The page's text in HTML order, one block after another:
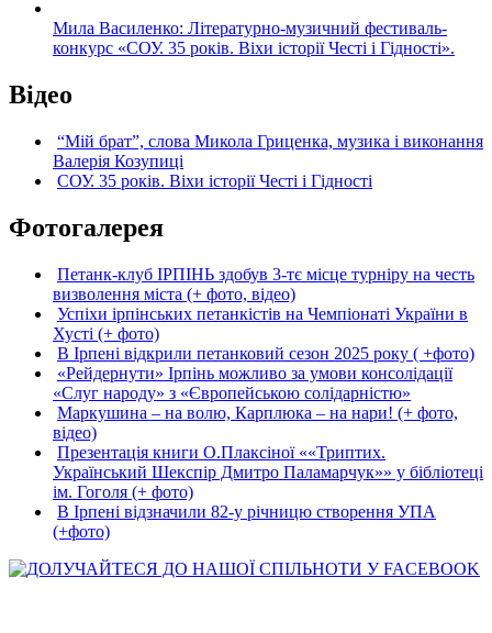
Мила Василенко: Літературно-музичний фестиваль-
конкурс «СОУ. 35 років. Віхи історії Честі і Гідності».
Відео
“Мій брат”, слова Микола Гриценка, музика і виконання
Валерія Козупиці
СОУ. 35 років. Віхи історії Честі і Гідності
Фотогалерея
Петанк-клуб ІРПІНЬ здобув 3-тє місце турніру на честь
визволення міста (+ фото, відео)
Успіхи ірпінських петанкістів на Чемпіонаті України в
Хусті (+ фото)
В Ірпені відкрили петанковий сезон 2025 року ( +фото)
«Рейдернути» Ірпінь можливо за умови консолідації
«Слуг народу» з «Європейською солідарністю»
Маркушина – на волю, Карплюка – на нари! (+ фото,
відео)
Презентація книги О.Плаксіної ««Триптих.
Український Шекспір Дмитро Паламарчук»» у бібліотеці
ім. Гоголя (+ фото)
В Ірпені відзначили 82-у річницю створення УПА
(+фото)